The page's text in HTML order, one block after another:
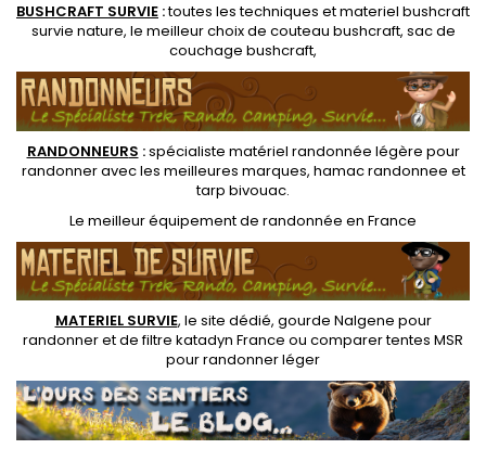
BUSHCRAFT SURVIE :toutes les techniques etmateriel bushcraft
survie nature, le meilleur choix de couteau bushcraft, sac de
couchage bushcraft,
RANDONNEURS :spécialiste matériel randonnée légère pour
randonner avec les meilleures marques, hamac randonnee et
tarp bivouac.
Le meilleur équipement de randonnée en France
MATERIEL SURVIE, le site dédié, gourde Nalgene pour
randonneret defiltre katadyn France ou comparer tentes MSR
pour randonner léger